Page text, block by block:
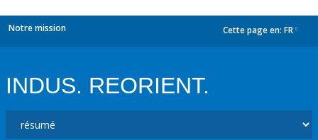
Notre mission Cette page en: FR
INDUS. REORIENT.